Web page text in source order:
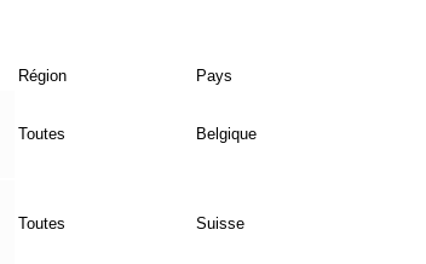
Région Pays
Toutes Belgique
Toutes Suisse